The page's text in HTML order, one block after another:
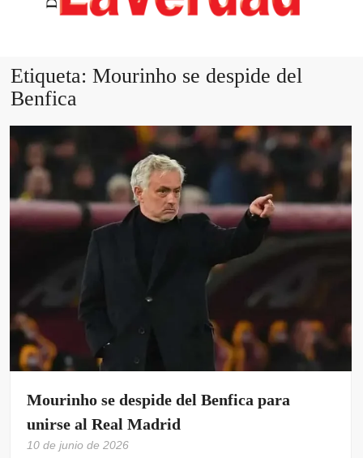
Etiqueta:Mourinho se despide del
Benfica
Mourinho se despide del Benfica para
unirse al Real Madrid
10 de junio de 2026